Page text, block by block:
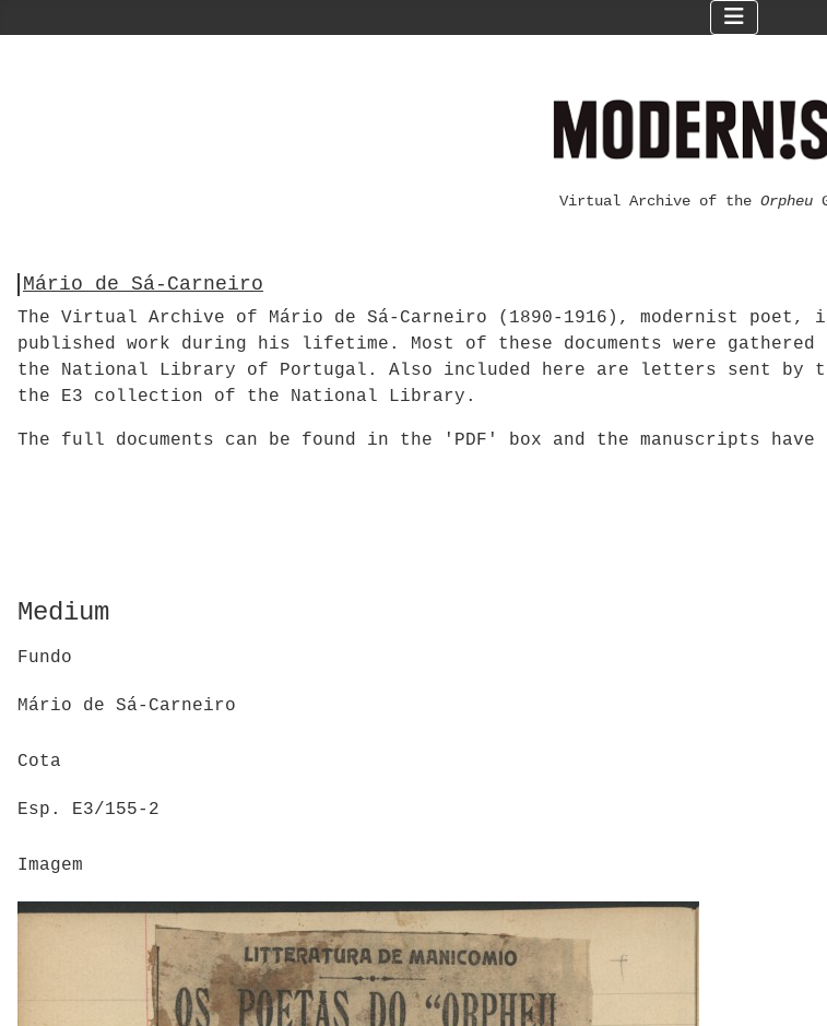
Virtual Archive of the Orpheu
Mário de Sá-Carneiro
The Virtual Archive of Mário de Sá-Carneiro (1890-1916), modernist poet,
published work during his lifetime. Most of these documents were
the National Library of Portugal. Also included here are letters sent by
the E3 collection of the National Library.
The full documents can be found in the 'PDF' box and the manuscripts
Medium
Fundo
Mário de Sá-Carneiro
Cota
Esp. E3/155-2
Imagem